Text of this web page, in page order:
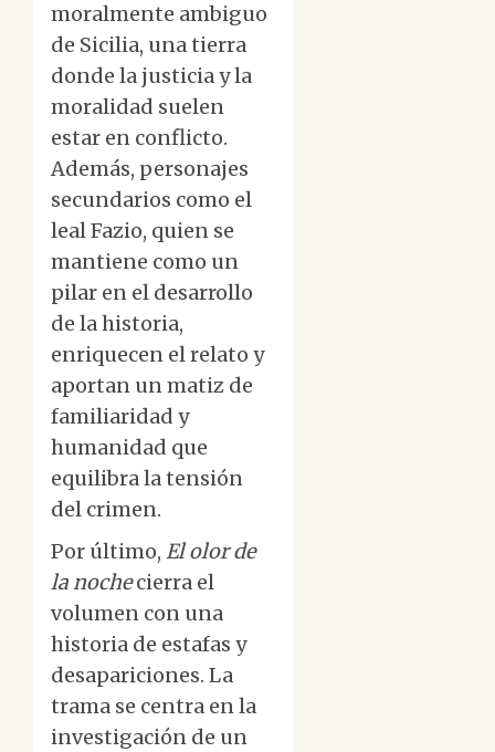
moralmente ambiguo
de Sicilia, una tierra
donde la justicia y la
moralidad suelen
estar en conflicto.
Además, personajes
secundarios como el
leal Fazio, quien se
mantiene como un
pilar en el desarrollo
de la historia,
enriquecen el relato y
aportan un matiz de
familiaridad y
humanidad que
equilibra la tensión
del crimen.
Por último, El olor de
la nochecierra el
volumen con una
historia de estafas y
desapariciones. La
trama se centra en la
investigación de un